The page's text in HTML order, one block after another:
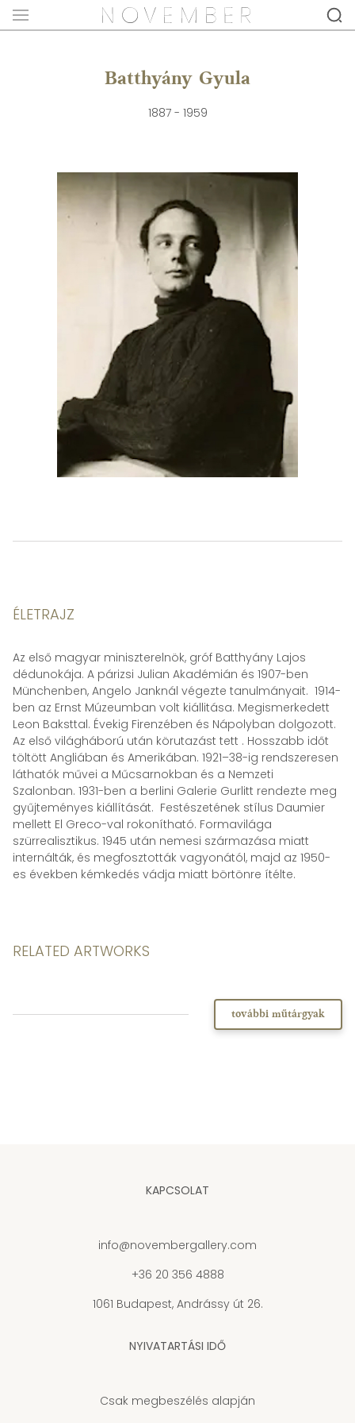
Batthyány Gyula
1887 - 1959
ÉLETRAJZ
Az első magyar miniszterelnök, gróf Batthyány Lajos
dédunokája. A párizsi Julian Akadémián és 1907-ben
Münchenben, Angelo Janknál végezte tanulmányait. 1914-
ben az Ernst Múzeumban volt kiállitása. Megismerkedett
Leon Baksttal. Évekig Firenzében és Nápolyban dolgozott.
Az első világháború után körutazást tett . Hosszabb időt
töltött Angliában és Amerikában. 1921–38-ig rendszeresen
láthatók művei a Műcsarnokban és a Nemzeti
Szalonban. 1931-ben a berlini Galerie Gurlitt rendezte meg
gyűjteményes kiállítását. Festészetének stílus Daumier
mellett El Greco-val rokonítható. Formavilága
szürrealisztikus. 1945 után nemesi származása miatt
internálták, és megfosztották vagyonától, majd az 1950-
es években kémkedés vádja miatt börtönre ítélte.
RELATED ARTWORKS
további műtárgyak
KAPCSOLAT
info@novembergallery.com
+36 20 356 4888
1061 Budapest, Andrássy út 26.
NYIVATARTÁSI IDŐ
Csak megbeszélés alapján